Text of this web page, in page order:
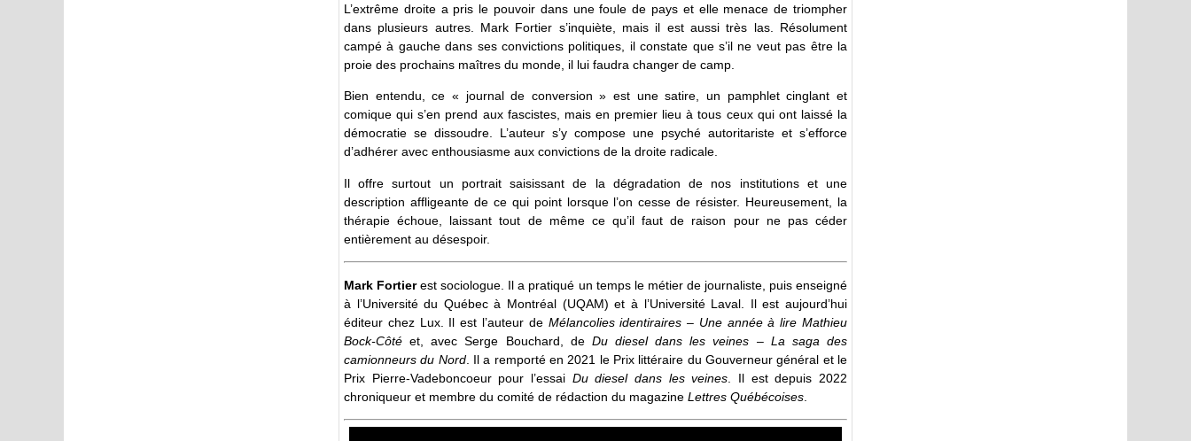
L’extrême droite a pris le pouvoir dans une foule de pays et elle menace de triompher
dans plusieurs autres. Mark Fortier s’inquiète, mais il est aussi très las. Résolument
campé à gauche dans ses convictions politiques, il constate que s’il ne veut pas être la
proie des prochains maîtres du monde, il lui faudra changer de camp.
Bien entendu, ce « journal de conversion » est une satire, un pamphlet cinglant et
comique qui s’en prend aux fascistes, mais en premier lieu à tous ceux qui ont laissé la
démocratie se dissoudre. L’auteur s’y compose une psyché autoritariste et s’efforce
d’adhérer avec enthousiasme aux convictions de la droite radicale.
Il offre surtout un portrait saisissant de la dégradation de nos institutions et une
description affligeante de ce qui point lorsque l’on cesse de résister. Heureusement, la
thérapie échoue, laissant tout de même ce qu’il faut de raison pour ne pas céder
entièrement au désespoir.
Mark Fortierest sociologue. Il a pratiqué un temps le métier de journaliste, puis enseigné
à l’Université du Québec à Montréal (UQAM) et à l’Université Laval. Il est aujourd’hui
éditeur chez Lux. Il est l’auteur de Mélancolies identiraires – Une année à lire Mathieu
Bock-Côté et, avec Serge Bouchard, de Du diesel dans les veines – La saga des
camionneurs du Nord. Il a remporté en 2021 le Prix littéraire du Gouverneur général et le
Prix Pierre-Vadeboncoeur pour l’essai Du diesel dans les veines . Il est depuis 2022
chroniqueur et membre du comité de rédaction du magazine Lettres Québécoises